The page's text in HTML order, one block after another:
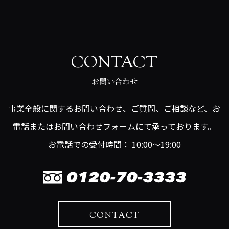
CONTACT
お問い合わせ
事業全般に関するお問い合わせ、ご質問、ご相談など、お
電話またはお問い合わせフォームにて承っております。
お電話での受付時間： 10:00～19:00
CONTACT